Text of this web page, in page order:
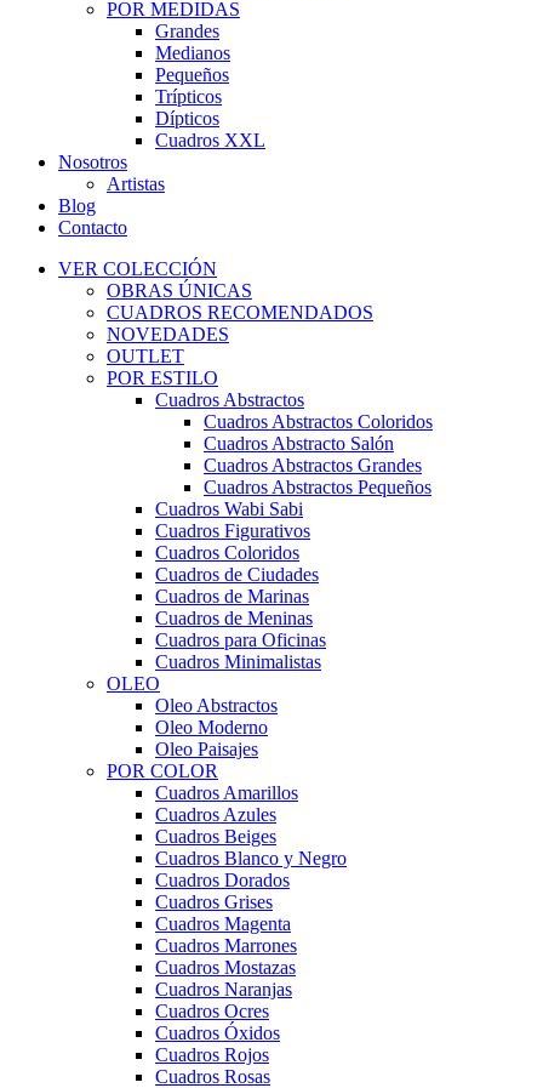
POR MEDIDAS
Grandes
Medianos
Pequeños
Trípticos
Dípticos
Cuadros XXL
Nosotros
Artistas
Blog
Contacto
VER COLECCIÓN
OBRAS ÚNICAS
CUADROS RECOMENDADOS
NOVEDADES
OUTLET
POR ESTILO
Cuadros Abstractos
Cuadros Abstractos Coloridos
Cuadros Abstracto Salón
Cuadros Abstractos Grandes
Cuadros Abstractos Pequeños
Cuadros Wabi Sabi
Cuadros Figurativos
Cuadros Coloridos
Cuadros de Ciudades
Cuadros de Marinas
Cuadros de Meninas
Cuadros para Oficinas
Cuadros Minimalistas
OLEO
Oleo Abstractos
Oleo Moderno
Oleo Paisajes
POR COLOR
Cuadros Amarillos
Cuadros Azules
Cuadros Beiges
Cuadros Blanco y Negro
Cuadros Dorados
Cuadros Grises
Cuadros Magenta
Cuadros Marrones
Cuadros Mostazas
Cuadros Naranjas
Cuadros Ocres
Cuadros Óxidos
Cuadros Rojos
Cuadros Rosas